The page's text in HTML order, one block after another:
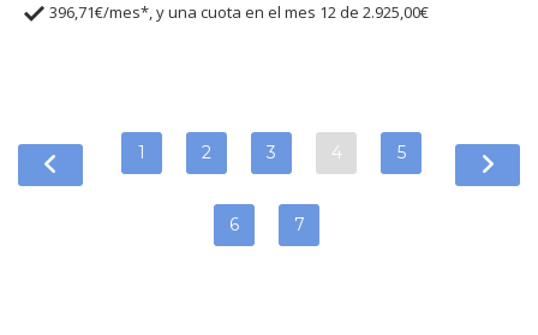
396,71€/mes*, y una cuota en el mes 12 de 2.925,00€
1 2 3 4 5
6 7